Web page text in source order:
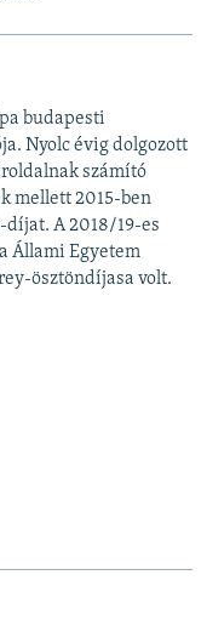
budapesti
Nyolc évig dolgozott
számító
mellett 2015-ben
díjat. A 2018/19-es
Állami Egyetem
ösztöndíjasa volt.